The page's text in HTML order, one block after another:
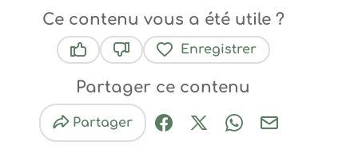
Ce contenu vous a été utile ?
Enregistrer
Partager ce contenu
Partager
Partager sur Facebook
Partager sur X / Twitter
Partager sur
Partager par